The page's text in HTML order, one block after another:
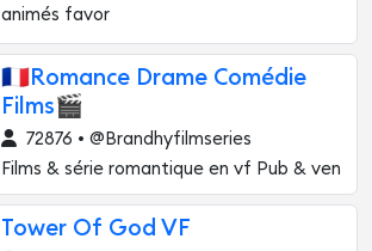
animés favor
🇫🇷Romance Drame Comédie
Films🎬
72876 • @Brandhyfilmseries
Films & série romantique en vf Pub & ven
Tower Of God VF